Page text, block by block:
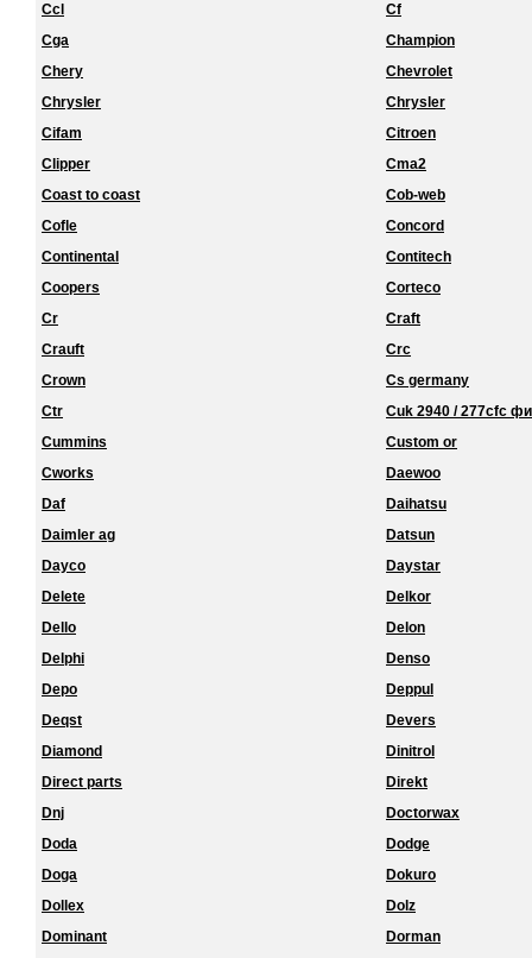
Ccl
Cf
Cga
Champion
Chery
Chevrolet
Chrysler
Chrysler
Cifam
Citroen
Clipper
Cma2
Coast to coast
Cob-web
Cofle
Concord
Continental
Contitech
Coopers
Corteco
Cr
Craft
Crauft
Crc
Crown
Cs germany
Ctr
Cuk 2940 / 277cfc
Cummins
Custom or
Cworks
Daewoo
Daf
Daihatsu
Daimler ag
Datsun
Dayco
Daystar
Delete
Delkor
Dello
Delon
Delphi
Denso
Depo
Deppul
Deqst
Devers
Diamond
Dinitrol
Direct parts
Direkt
Dnj
Doctorwax
Doda
Dodge
Doga
Dokuro
Dollex
Dolz
Dominant
Dorman